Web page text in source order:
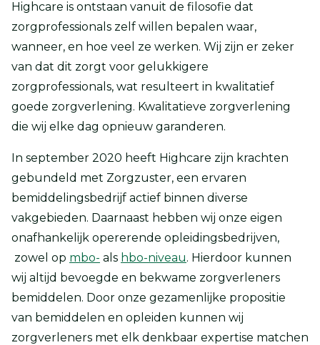
Highcare is ontstaan vanuit de filosofie dat
zorgprofessionals zelf willen bepalen waar,
wanneer, en hoe veel ze werken. Wij zijn er zeker
van dat dit zorgt voor gelukkigere
zorgprofessionals, wat resulteert in kwalitatief
goede zorgverlening. Kwalitatieve zorgverlening
die wij elke dag opnieuw garanderen.
In september 2020 heeft Highcare zijn krachten
gebundeld met Zorgzuster, een ervaren
bemiddelingsbedrijf actief binnen diverse
vakgebieden. Daarnaast hebben wij onze eigen
onafhankelijk opererende opleidingsbedrijven,
zowel op mbo- als hbo-niveau. Hierdoor kunnen
wij altijd bevoegde en bekwame zorgverleners
bemiddelen. Door onze gezamenlijke propositie
van bemiddelen en opleiden kunnen wij
zorgverleners met elk denkbaar expertise matchen